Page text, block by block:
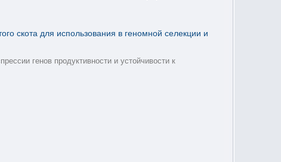
скота для использования в геномной селекции и
генов продуктивности и устойчивости к